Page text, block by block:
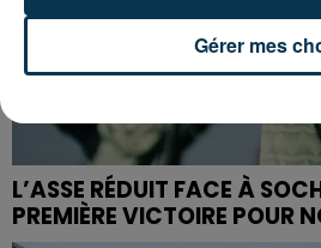
L’ASSE RÉDUIT FACE À
PREMIÈRE VICTOIRE POUR
Gérer mes